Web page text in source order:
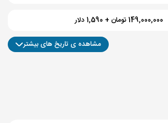
149,000,000 تومان + 1,590 دلار
مشاهده ی تاریخ های بیشتر